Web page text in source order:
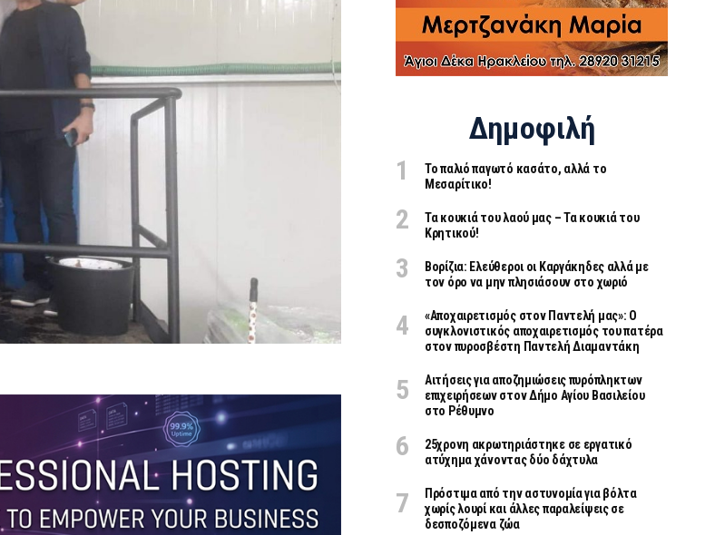
Δημοφιλή
Το παλιό παγωτό κασάτο, αλλά το
Μεσαρίτικο!
Τα κουκιά του λαού μας – Τα κουκιά του
Κρητικού!
Βορίζια: Ελεύθεροι οι Καργάκηδες αλλά με
τον όρο να μην πλησιάσουν στο χωριό
«Aποχαιρετισμός στον Παντελή μας»: Ο
συγκλονιστικός αποχαιρετισμός του πατέρα
στον πυροσβέστη Παντελή Διαμαντάκη
Αιτήσεις για αποζημιώσεις πυρόπληκτων
επιχειρήσεων στον Δήμο Αγίου Βασιλείου
στο Ρέθυμνο
25χρονη ακρωτηριάστηκε σε εργατικό
ατύχημα χάνοντας δύο δάχτυλα
Πρόστιμα από την αστυνομία για βόλτα
χωρίς λουρί και άλλες παραλείψεις σε
δεσποζόμενα ζώα